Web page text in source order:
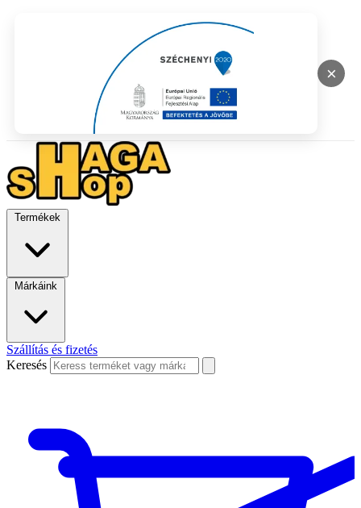
×
Termékek
Márkáink
Szállítás és fizetés
Keresés